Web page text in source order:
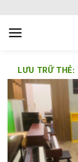
nội
LƯU TRỮ THẺ: